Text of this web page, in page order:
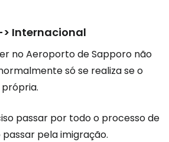
Internacional
no Aeroporto de Sapporo não
só se realiza se o
passar por todo o processo de
pela imigração.